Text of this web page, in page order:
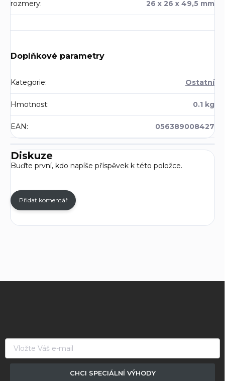
rozmery: 26 x 26 x 49,5 mm
Doplňkové parametry
Kategorie: Ostatní
Hmotnost: 0.1 kg
EAN: 056389008427
Diskuze
Buďte první, kdo napíše příspěvek k této položce.
Přidat komentář
CHCI SPECIÁLNÍ VÝHODY